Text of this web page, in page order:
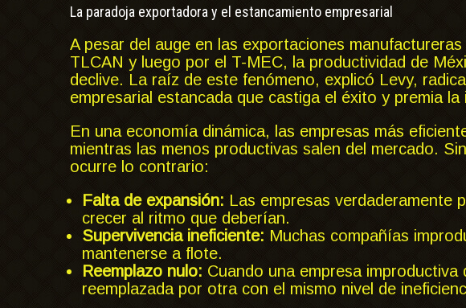
La paradoja exportadora y el estancamiento empresarial
A pesar del auge en las exportaciones
TLCAN y luego por el T-MEC, la productividad de
declive. La raíz de este fenómeno, explicó Levy,
empresarial estancada que castiga el éxito y premia la
En una economía dinámica, las empresas más
mientras las menos productivas salen del mercado.
ocurre lo contrario:
Falta de expansión: Las empresas verdaderamente
crecer al ritmo que deberían.
Supervivencia ineficiente: Muchas compañías
mantenerse a flote.
Reemplazo nulo: Cuando una empresa improductiva
reemplazada por otra con el mismo nivel de